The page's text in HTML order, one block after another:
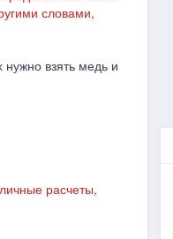
словами,
взять медь и
расчеты,